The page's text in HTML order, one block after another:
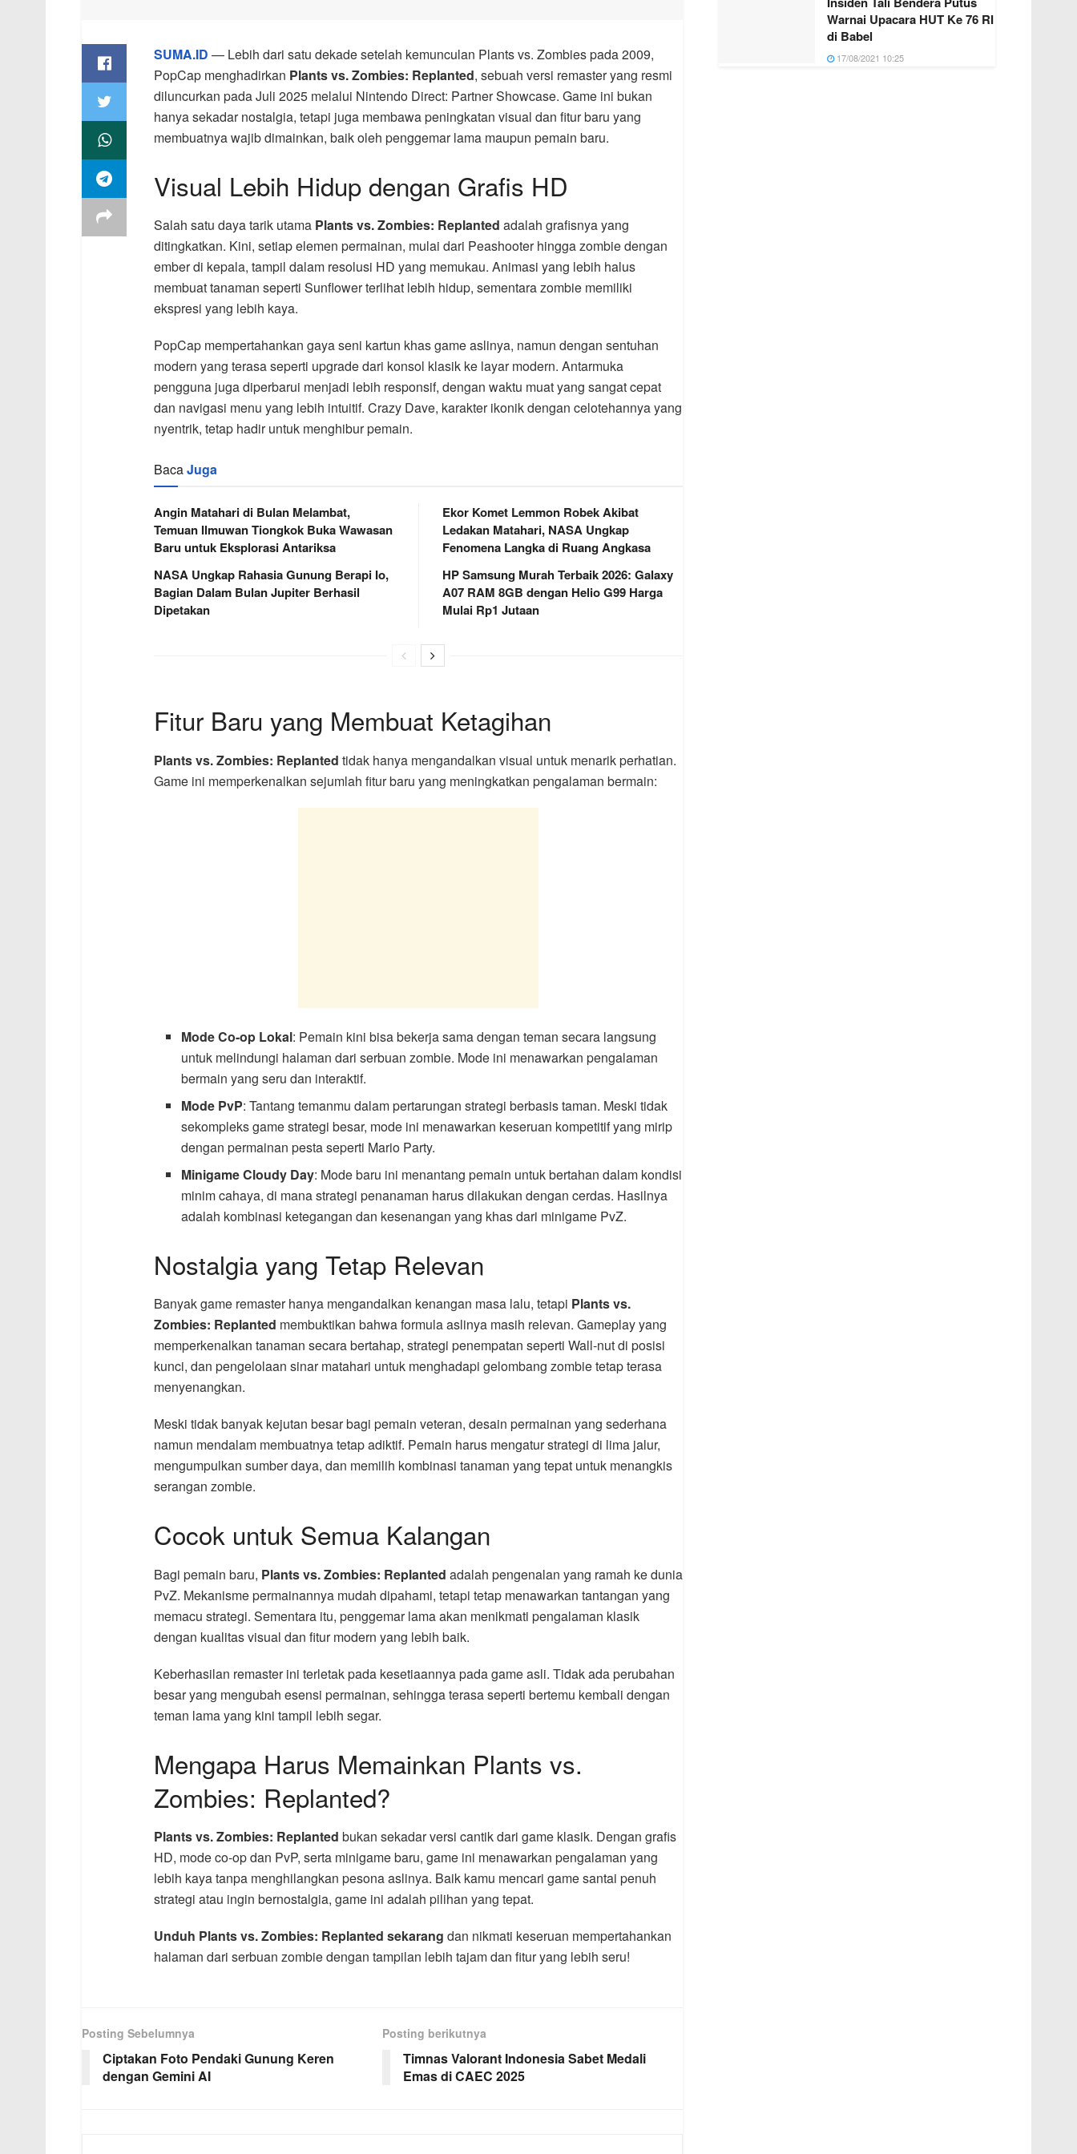
SUMA.ID — Lebih dari satu dekade setelah kemunculan Plants vs. Zombies pada 2009,
PopCap menghadirkan Plants vs. Zombies: Replanted, sebuah versi remaster yang resmi
diluncurkan pada Juli 2025 melalui Nintendo Direct: Partner Showcase. Game ini bukan
hanya sekadar nostalgia, tetapi juga membawa peningkatan visual dan fitur baru yang
membuatnya wajib dimainkan, baik oleh penggemar lama maupun pemain baru.
Visual Lebih Hidup dengan Grafis HD
Salah satu daya tarik utama Plants vs. Zombies: Replanted adalah grafisnya yang
ditingkatkan. Kini, setiap elemen permainan, mulai dari Peashooter hingga zombie dengan
ember di kepala, tampil dalam resolusi HD yang memukau. Animasi yang lebih halus
membuat tanaman seperti Sunflower terlihat lebih hidup, sementara zombie memiliki
ekspresi yang lebih kaya.
PopCap mempertahankan gaya seni kartun khas game aslinya, namun dengan sentuhan
modern yang terasa seperti upgrade dari konsol klasik ke layar modern. Antarmuka
pengguna juga diperbarui menjadi lebih responsif, dengan waktu muat yang sangat cepat
dan navigasi menu yang lebih intuitif. Crazy Dave, karakter ikonik dengan celotehannya yang
nyentrik, tetap hadir untuk menghibur pemain.
BacaJuga
Angin Matahari di Bulan Melambat,
Temuan Ilmuwan Tiongkok Buka Wawasan
Baru untuk Eksplorasi Antariksa
NASA Ungkap Rahasia Gunung Berapi Io,
Bagian Dalam Bulan Jupiter Berhasil
Dipetakan
Ekor Komet Lemmon Robek Akibat
Ledakan Matahari, NASA Ungkap
Fenomena Langka di Ruang Angkasa
HP Samsung Murah Terbaik 2026: Galaxy
A07 RAM 8GB dengan Helio G99 Harga
Mulai Rp1 Jutaan
Fitur Baru yang Membuat Ketagihan
Plants vs. Zombies: Replanted tidak hanya mengandalkan visual untuk menarik perhatian.
Game ini memperkenalkan sejumlah fitur baru yang meningkatkan pengalaman bermain:
Mode Co-op Lokal: Pemain kini bisa bekerja sama dengan teman secara langsung
untuk melindungi halaman dari serbuan zombie. Mode ini menawarkan pengalaman
bermain yang seru dan interaktif.
Mode PvP: Tantang temanmu dalam pertarungan strategi berbasis taman. Meski tidak
sekompleks game strategi besar, mode ini menawarkan keseruan kompetitif yang mirip
dengan permainan pesta seperti Mario Party.
Minigame Cloudy Day: Mode baru ini menantang pemain untuk bertahan dalam kondisi
minim cahaya, di mana strategi penanaman harus dilakukan dengan cerdas. Hasilnya
adalah kombinasi ketegangan dan kesenangan yang khas dari minigame PvZ.
Nostalgia yang Tetap Relevan
Banyak game remaster hanya mengandalkan kenangan masa lalu, tetapi Plants vs.
Zombies: Replanted membuktikan bahwa formula aslinya masih relevan. Gameplay yang
memperkenalkan tanaman secara bertahap, strategi penempatan seperti Wall-nut di posisi
kunci, dan pengelolaan sinar matahari untuk menghadapi gelombang zombie tetap terasa
menyenangkan.
Meski tidak banyak kejutan besar bagi pemain veteran, desain permainan yang sederhana
namun mendalam membuatnya tetap adiktif. Pemain harus mengatur strategi di lima jalur,
mengumpulkan sumber daya, dan memilih kombinasi tanaman yang tepat untuk menangkis
serangan zombie.
Cocok untuk Semua Kalangan
Bagi pemain baru, Plants vs. Zombies: Replanted adalah pengenalan yang ramah ke dunia
PvZ. Mekanisme permainannya mudah dipahami, tetapi tetap menawarkan tantangan yang
memacu strategi. Sementara itu, penggemar lama akan menikmati pengalaman klasik
dengan kualitas visual dan fitur modern yang lebih baik.
Keberhasilan remaster ini terletak pada kesetiaannya pada game asli. Tidak ada perubahan
besar yang mengubah esensi permainan, sehingga terasa seperti bertemu kembali dengan
teman lama yang kini tampil lebih segar.
Mengapa Harus Memainkan Plants vs.
Zombies: Replanted?
Plants vs. Zombies: Replanted bukan sekadar versi cantik dari game klasik. Dengan grafis
HD, mode co-op dan PvP, serta minigame baru, game ini menawarkan pengalaman yang
lebih kaya tanpa menghilangkan pesona aslinya. Baik kamu mencari game santai penuh
strategi atau ingin bernostalgia, game ini adalah pilihan yang tepat.
Unduh Plants vs. Zombies: Replanted sekarang dan nikmati keseruan mempertahankan
halaman dari serbuan zombie dengan tampilan lebih tajam dan fitur yang lebih seru!
Posting Sebelumnya
Ciptakan Foto Pendaki Gunung Keren
dengan Gemini AI
Posting berikutnya
Timnas Valorant Indonesia Sabet Medali
Emas di CAEC 2025
Warnai Upacara HUT Ke 76 RI
di Babel
17/08/2021 10:25